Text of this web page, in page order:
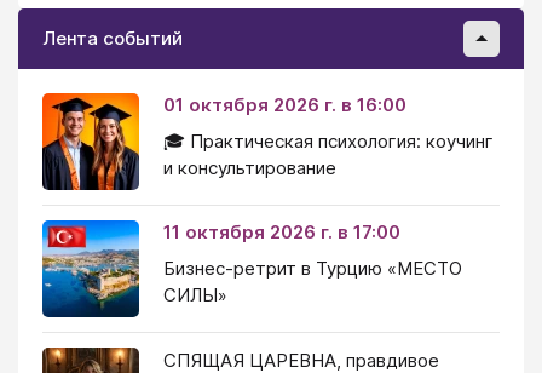
Лента событий
01 октября 2026 г. в 16:00
🎓 Практическая психология: коучинг
и консультирование
11 октября 2026 г. в 17:00
Бизнес-ретрит в Турцию «МЕСТО
СИЛЫ»
СПЯЩАЯ ЦАРЕВНА, правдивое